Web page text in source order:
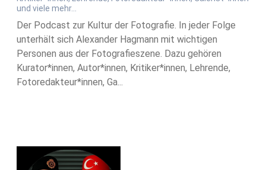
und viele mehr...
Der Podcast zur Kultur der Fotografie. In jeder Folge
unterhält sich Alexander Hagmann mit wichtigen
Personen aus der Fotografieszene. Dazu gehören
Kurator*innen, Autor*innen, Kritiker*innen, Lehrende,
Fotoredakteur*innen, Ga...